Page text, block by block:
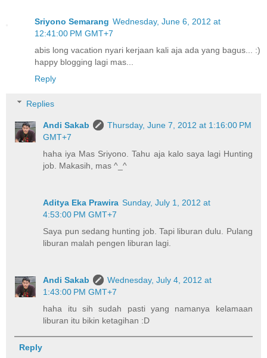
Sriyono Semarang Wednesday, June 6, 2012 at
12:41:00 PM GMT+7
abis long vacation nyari kerjaan kali aja ada yang bagus... :)
happy blogging lagi mas...
Reply
Replies
Andi Sakab
Thursday, June 7, 2012 at 1:16:00 PM
GMT+7
haha iya Mas Sriyono. Tahu aja kalo saya lagi Hunting
job. Makasih, mas ^_^
Aditya Eka Prawira Sunday, July 1, 2012 at
4:53:00 PM GMT+7
Saya pun sedang hunting job. Tapi liburan dulu. Pulang
liburan malah pengen liburan lagi.
Andi Sakab
Wednesday, July 4, 2012 at
1:43:00 PM GMT+7
haha itu sih sudah pasti yang namanya kelamaan
liburan itu bikin ketagihan :D
Reply